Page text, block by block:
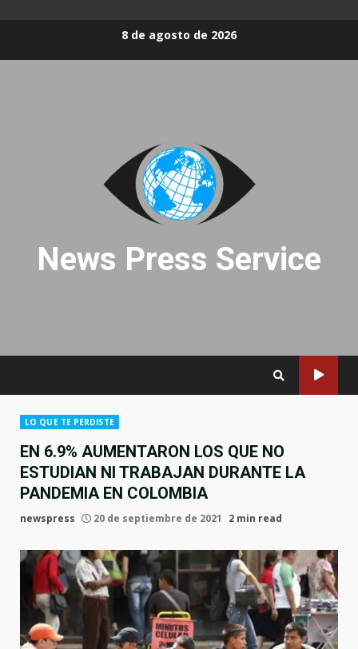
8 de agosto de 2026
News Press Service
LO QUE TE PERDISTE
EN 6.9% AUMENTARON LOS QUE NO
ESTUDIAN NI TRABAJAN DURANTE LA
PANDEMIA EN COLOMBIA
newspress 20 de septiembre de 2021 2 min read